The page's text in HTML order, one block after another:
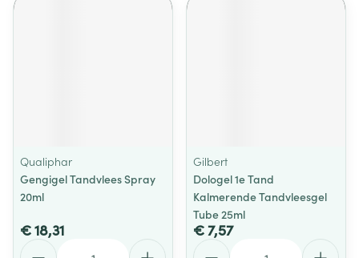
Qualiphar
Gengigel Tandvlees Spray
20ml
€ 18,31
Gilbert
Dologel 1e Tand
Kalmerende Tandvleesgel
Tube 25ml
€ 7,57